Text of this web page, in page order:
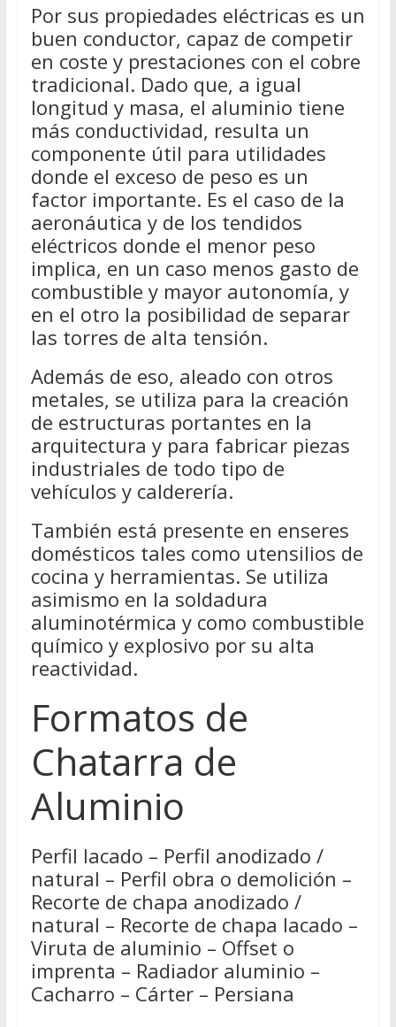
Por sus propiedades eléctricas es un
buen conductor, capaz de competir
en coste y prestaciones con el cobre
tradicional. Dado que, a igual
longitud y masa, el aluminio tiene
más conductividad, resulta un
componente útil para utilidades
donde el exceso de peso es un
factor importante. Es el caso de la
aeronáutica y de los tendidos
eléctricos donde el menor peso
implica, en un caso menos gasto de
combustible y mayor autonomía, y
en el otro la posibilidad de separar
las torres de alta tensión.
Además de eso, aleado con otros
metales, se utiliza para la creación
de estructuras portantes en la
arquitectura y para fabricar piezas
industriales de todo tipo de
vehículos y calderería.
También está presente en enseres
domésticos tales como utensilios de
cocina y herramientas. Se utiliza
asimismo en la soldadura
aluminotérmica y como combustible
químico y explosivo por su alta
reactividad.
Formatos de
Chatarra de
Aluminio
Perfil lacado – Perfil anodizado /
natural – Perfil obra o demolición –
Recorte de chapa anodizado /
natural – Recorte de chapa lacado –
Viruta de aluminio – Offset o
imprenta – Radiador aluminio –
Cacharro – Cárter – Persiana